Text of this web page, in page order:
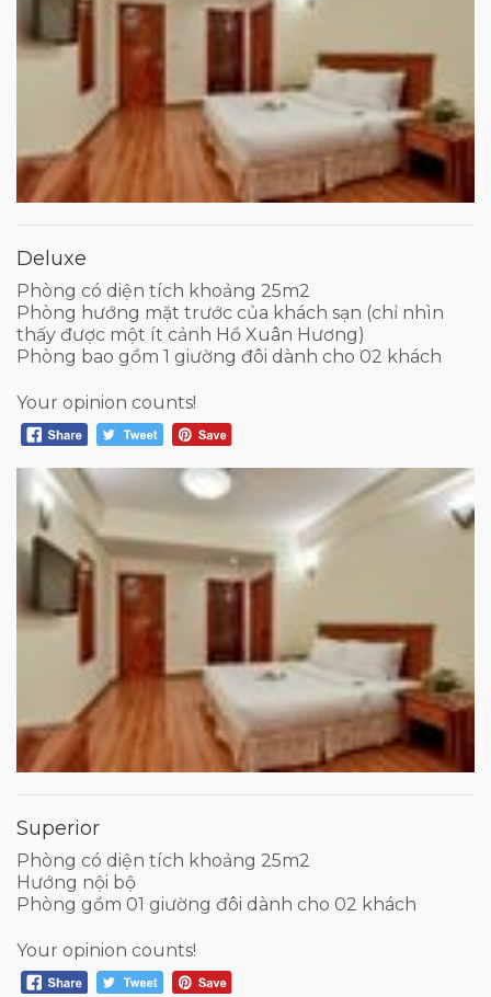
Deluxe
Phòng có diện tích khoảng 25m2
Phòng hướng mặt trước của khách sạn (chỉ nhìn
thấy được một ít cảnh Hồ Xuân Hương)
Phòng bao gồm 1 giường đôi dành cho 02 khách
Your opinion counts!
Superior
Phòng có diện tích khoảng 25m2
Hướng nội bộ
Phòng gồm 01 giường đôi dành cho 02 khách
Your opinion counts!